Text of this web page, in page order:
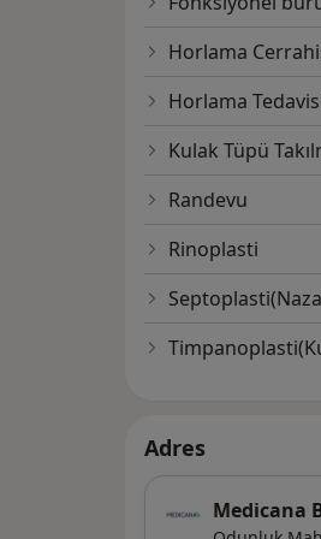
Horlama
Horlama
Kulak Tüpü
Randevu
Rinoplasti
Adres
Medicana